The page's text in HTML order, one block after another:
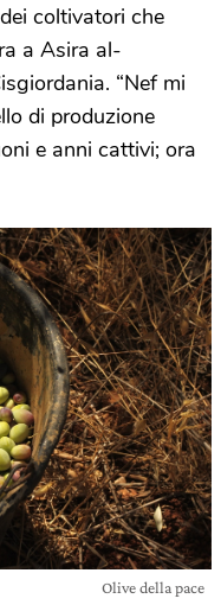
coltivatori che
a Asira al-
“Nef mi
di produzione
e anni cattivi; ora
Olive della pace